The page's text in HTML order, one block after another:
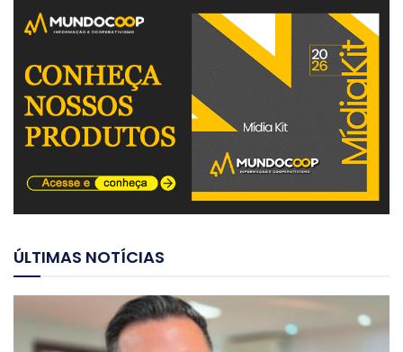
ÚLTIMAS NOTÍCIAS